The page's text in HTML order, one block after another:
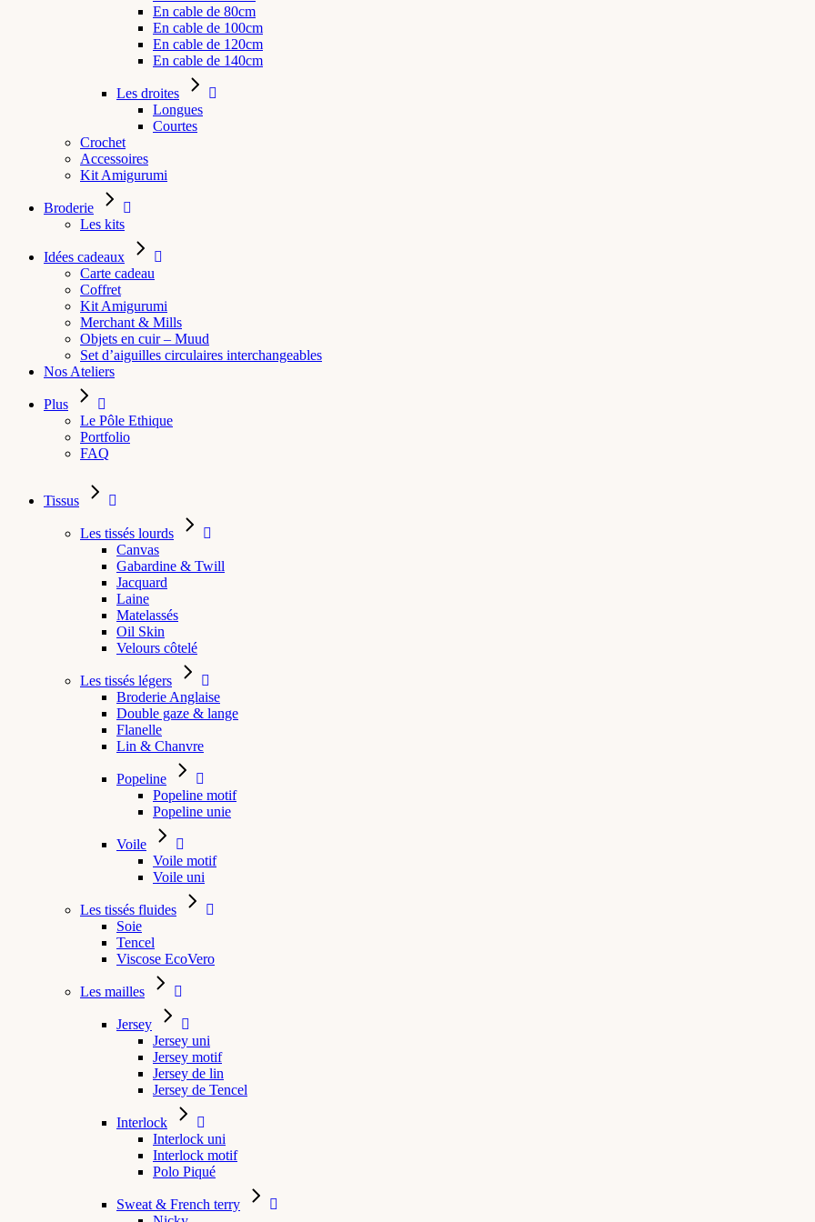
En cable de 80cm
En cable de 100cm
En cable de 120cm
En cable de 140cm
Les droites
Longues
Courtes
Crochet
Accessoires
Kit Amigurumi
Broderie
Les kits
Idées cadeaux
Carte cadeau
Coffret
Kit Amigurumi
Merchant & Mills
Objets en cuir – Muud
Set d’aiguilles circulaires interchangeables
Nos Ateliers
Plus
Le Pôle Ethique
Portfolio
FAQ
Tissus
Les tissés lourds
Canvas
Gabardine & Twill
Jacquard
Laine
Matelassés
Oil Skin
Velours côtelé
Les tissés légers
Broderie Anglaise
Double gaze & lange
Flanelle
Lin & Chanvre
Popeline
Popeline motif
Popeline unie
Voile
Voile motif
Voile uni
Les tissés fluides
Soie
Tencel
Viscose EcoVero
Les mailles
Jersey
Jersey uni
Jersey motif
Jersey de lin
Jersey de Tencel
Interlock
Interlock uni
Interlock motif
Polo Piqué
Sweat & French terry